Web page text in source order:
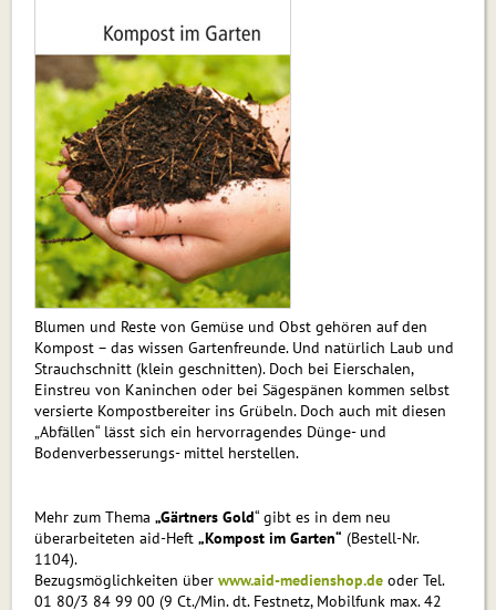
Blumen und Reste von Gemüse und Obst gehören auf den
Kompost – das wissen Gartenfreunde. Und natürlich Laub und
Strauchschnitt (klein geschnitten). Doch bei Eierschalen,
Einstreu von Kaninchen oder bei Sägespänen kommen selbst
versierte Kompostbereiter ins Grübeln. Doch auch mit diesen
„Abfällen“ lässt sich ein hervorragendes Dünge- und
Bodenverbesserungs- mittel herstellen.
Mehr zum Thema „Gärtners Gold“ gibt es in dem neu
überarbeiteten aid-Heft „Kompost im Garten“ (Bestell-Nr.
1104).
Bezugsmöglichkeiten über www.aid-medienshop.de oder Tel.
01 80/3 84 99 00 (9 Ct./Min. dt. Festnetz, Mobilfunk max. 42